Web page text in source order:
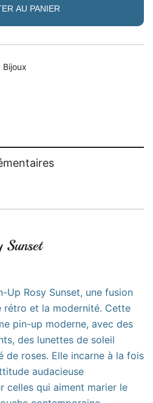
AU PANIER
Bijoux
Up Rosy Sunset, une fusion
rétro et la modernité. Cette
pin-up moderne, avec des
des lunettes de soleil
de roses. Elle incarne à la fois
audacieuse
celles qui aiment marier le